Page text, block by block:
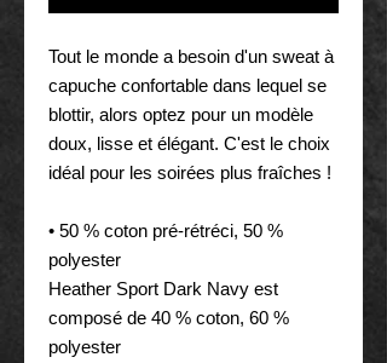
Tout le monde a besoin d'un sweat à
capuche confortable dans lequel se
blottir, alors optez pour un modèle
doux, lisse et élégant. C'est le choix
idéal pour les soirées plus fraîches !
• 50 % coton pré-rétréci, 50 %
polyester
Heather Sport Dark Navy est
composé de 40 % coton, 60 %
polyester